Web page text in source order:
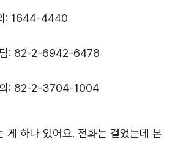
: 1644-4440
담: 82-2-6942-6478
의: 82-2-3704-1004
게 하나 있어요. 전화는 걸었는데 본